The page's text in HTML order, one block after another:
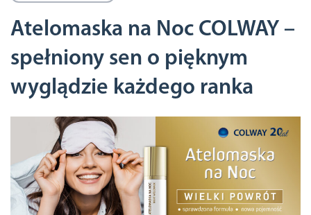
Atelomaska na Noc COLWAY –
spełniony sen o pięknym
wyglądzie każdego ranka